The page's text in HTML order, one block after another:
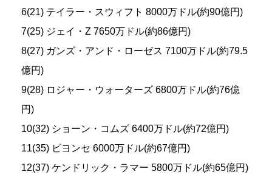
6(21) テイラー・スウィフト 8000万ドル(約90億円)
7(25) ジェイ・Z 7650万ドル(約86億円)
8(27) ガンズ・アンド・ローゼス 7100万ドル(約79.5
億円)
9(28) ロジャー・ウォーターズ 6800万ドル(約76億
円)
10(32) ショーン・コムズ 6400万ドル(約72億円)
11(35) ビヨンセ 6000万ドル(約67億円)
12(37) ケンドリック・ラマー 5800万ドル(約65億円)